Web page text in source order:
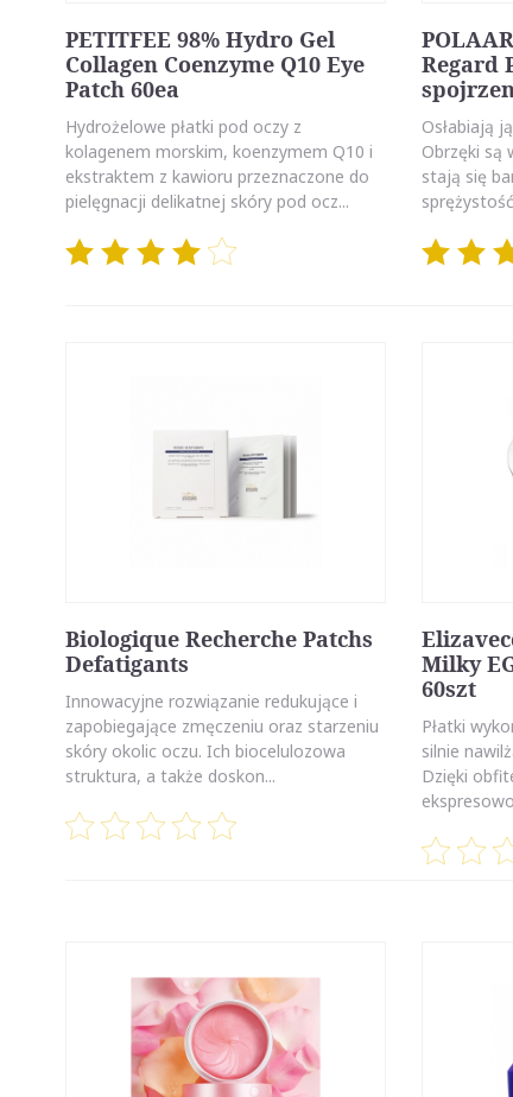
PETITFEE 98% Hydro Gel
Collagen Coenzyme Q10 Eye
Patch 60ea
Hydrożelowe płatki pod oczy z
kolagenem morskim, koenzymem Q10 i
ekstraktem z kawioru przeznaczone do
pielęgnacji delikatnej skóry pod ocz...
Regard
Osłabiają
Obrzęki są
stają się
Biologique Recherche Patchs
Defatigants
Innowacyjne rozwiązanie redukujące i
zapobiegające zmęczeniu oraz starzeniu
skóry okolic oczu. Ich biocelulozowa
struktura, a także doskon...
Milky
60szt
Płatki
silnie
Dzięki